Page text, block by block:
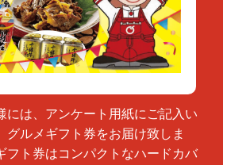
には、アンケート用紙にご記入い
グルメギフト券をお届け致しま
フト券はコンパクトなハードカバ